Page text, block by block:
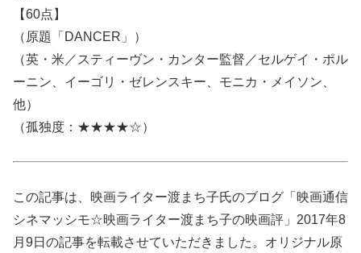
【60点】
（原題「DANCER」）
（英・米／スティーヴン・カンター監督／セルゲイ・ポル
ーニン、イーゴリ・ゼレンスキー、モニカ・メイソン、
他）
（孤独度：★★★★☆）
この記事は、映画ライター渡まち子氏のブログ「映画通信
シネマッシモ☆映画ライター渡まち子の映画評」2017年8
月9日の記事を転載させていただきました。オリジナル原